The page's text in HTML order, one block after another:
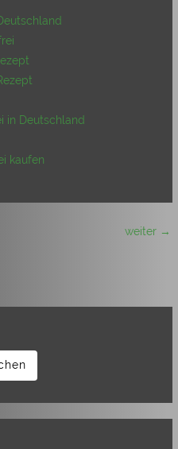
in Deutschland
kaufen
weiter →